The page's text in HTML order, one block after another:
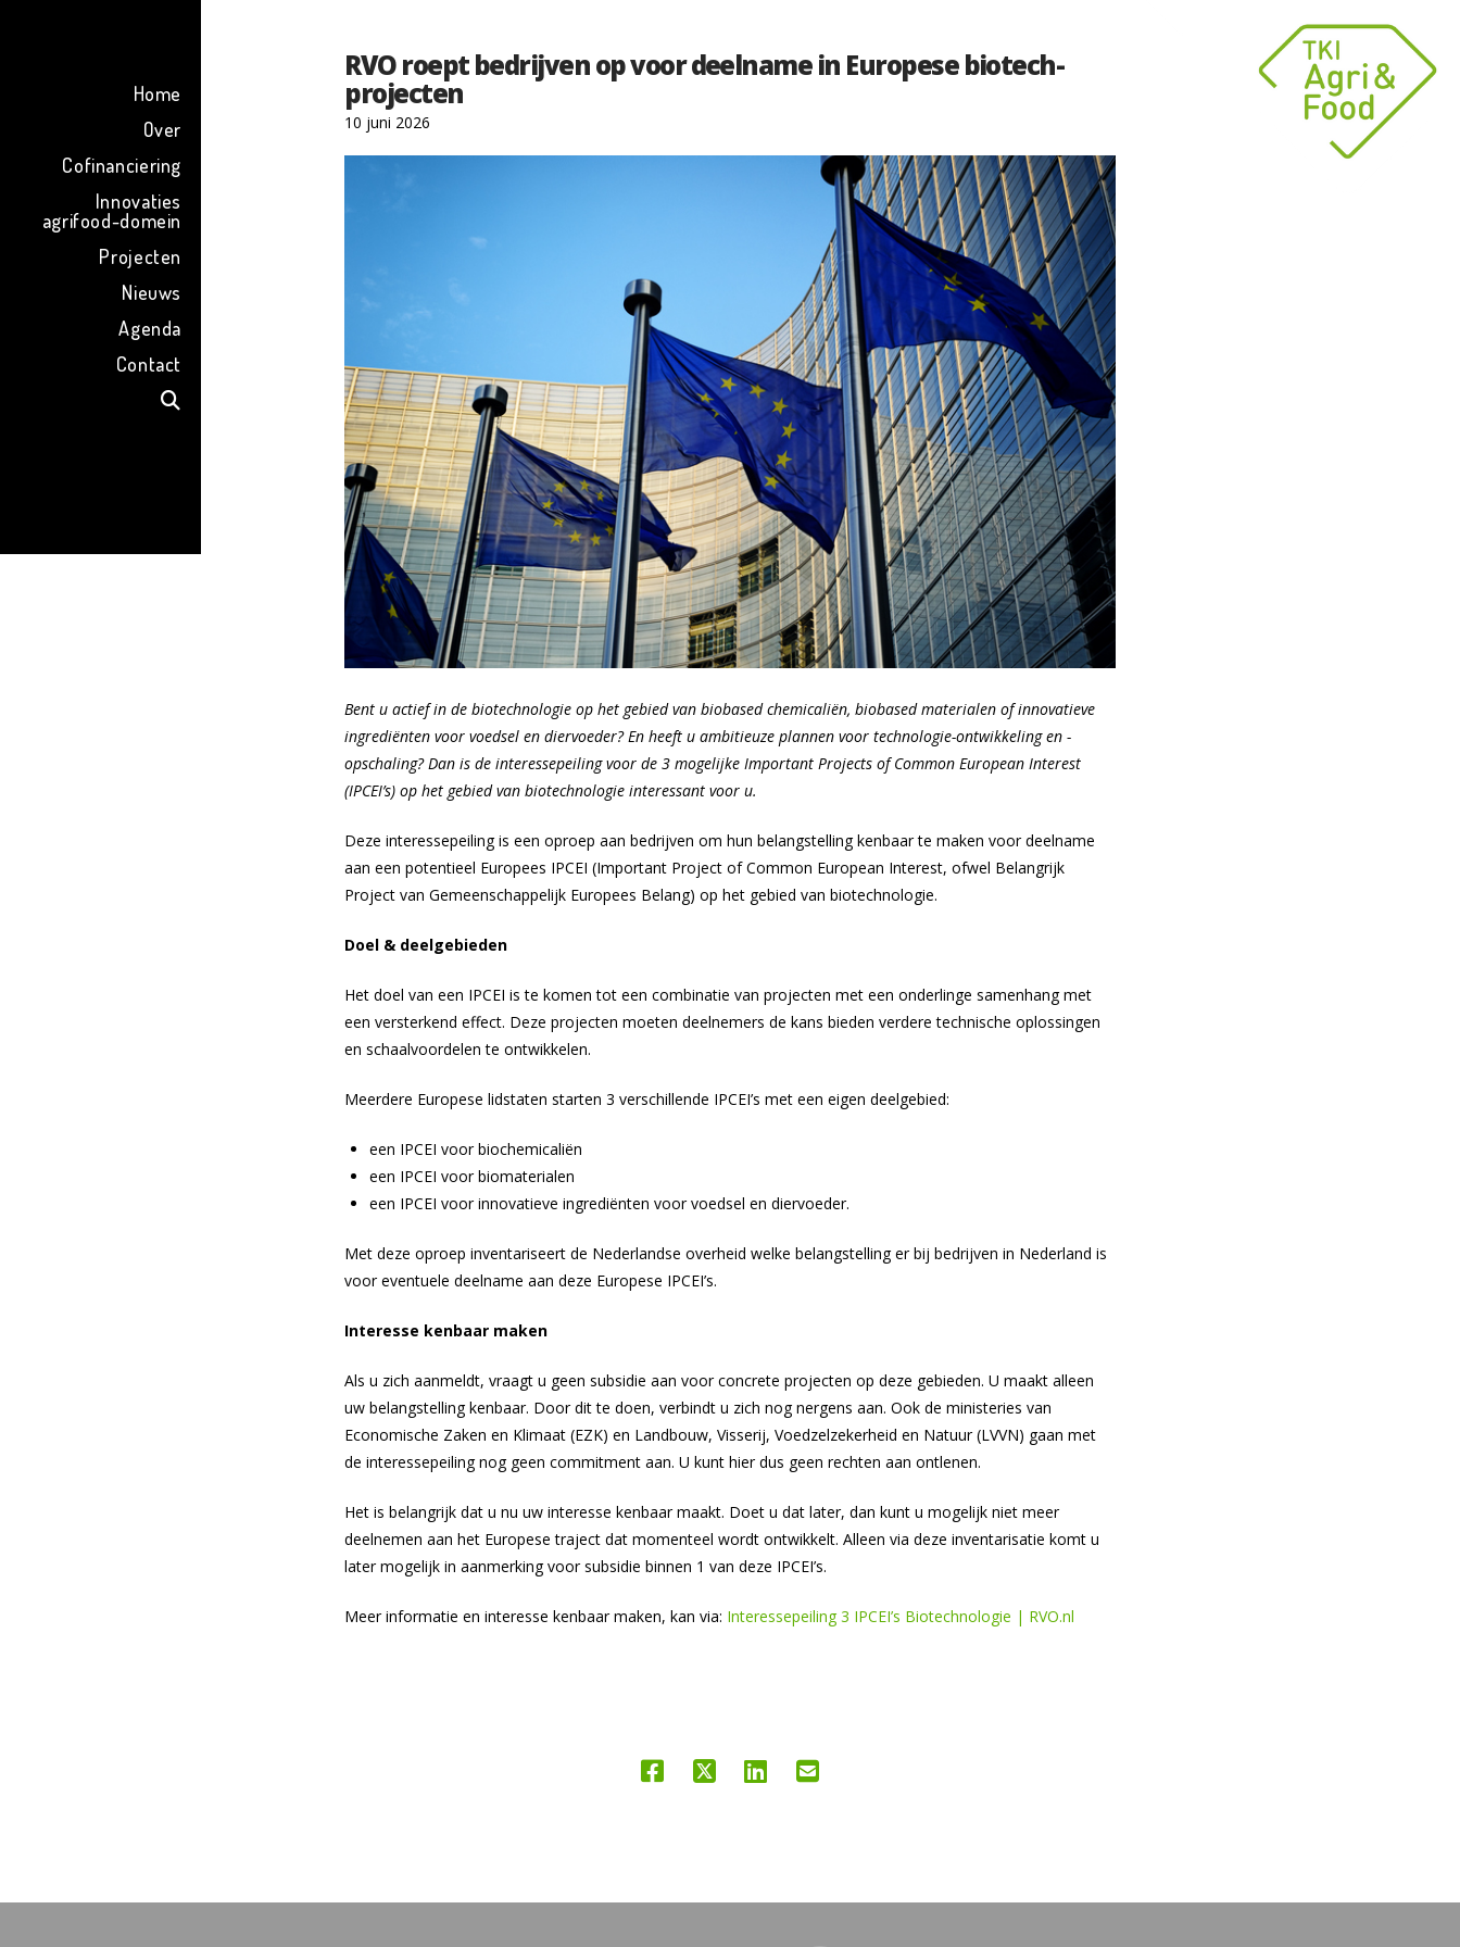
Home
Over
Cofinanciering
Innovaties
agrifood-domein
Projecten
Nieuws
Agenda
Contact
RVO roept bedrijven op voor deelname in Europese biotech-
projecten
10 juni 2026
Bent u actief in de biotechnologie op het gebied van biobased chemicaliën, biobased materialen of innovatieve
ingrediënten voor voedsel en diervoeder? En heeft u ambitieuze plannen voor technologie-ontwikkeling en -
opschaling? Dan is de interessepeiling voor de 3 mogelijke Important Projects of Common European Interest
(IPCEI’s) op het gebied van biotechnologie interessant voor u.
Deze interessepeiling is een oproep aan bedrijven om hun belangstelling kenbaar te maken voor deelname
aan een potentieel Europees IPCEI (Important Project of Common European Interest, ofwel Belangrijk
Project van Gemeenschappelijk Europees Belang) op het gebied van biotechnologie.
Doel & deelgebieden
Het doel van een IPCEI is te komen tot een combinatie van projecten met een onderlinge samenhang met
een versterkend effect. Deze projecten moeten deelnemers de kans bieden verdere technische oplossingen
en schaalvoordelen te ontwikkelen.
Meerdere Europese lidstaten starten 3 verschillende IPCEI’s met een eigen deelgebied:
een IPCEI voor biochemicaliën
een IPCEI voor biomaterialen
een IPCEI voor innovatieve ingrediënten voor voedsel en diervoeder.
Met deze oproep inventariseert de Nederlandse overheid welke belangstelling er bij bedrijven in Nederland is
voor eventuele deelname aan deze Europese IPCEI’s.
Interesse kenbaar maken
Als u zich aanmeldt, vraagt u geen subsidie aan voor concrete projecten op deze gebieden. U maakt alleen
uw belangstelling kenbaar. Door dit te doen, verbindt u zich nog nergens aan. Ook de ministeries van
Economische Zaken en Klimaat (EZK) en Landbouw, Visserij, Voedzelzekerheid en Natuur (LVVN) gaan met
de interessepeiling nog geen commitment aan. U kunt hier dus geen rechten aan ontlenen.
Het is belangrijk dat u nu uw interesse kenbaar maakt. Doet u dat later, dan kunt u mogelijk niet meer
deelnemen aan het Europese traject dat momenteel wordt ontwikkelt. Alleen via deze inventarisatie komt u
later mogelijk in aanmerking voor subsidie binnen 1 van deze IPCEI’s.
Meer informatie en interesse kenbaar maken, kan via: Interessepeiling 3 IPCEI’s Biotechnologie | RVO.nl